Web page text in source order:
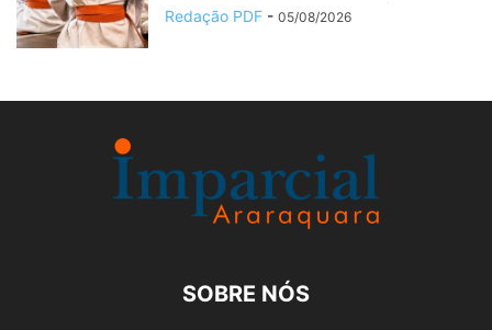
Redação PDF - 05/08/2026
SOBRE NÓS